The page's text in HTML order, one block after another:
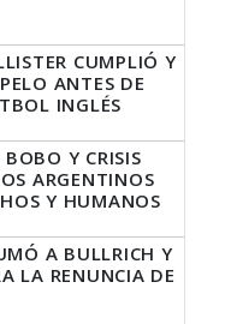
CUMPLIÓ Y
ANTES DE
INGLÉS
Y CRISIS
ARGENTINOS
Y HUMANOS
A BULLRICH Y
LA RENUNCIA DE